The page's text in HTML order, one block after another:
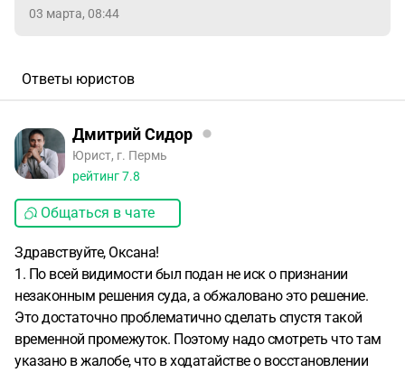
03 марта, 08:44
Ответы юристов
Дмитрий Сидор
Юрист, г. Пермь
рейтинг7.8
Общаться в чате
Здравствуйте, Оксана!
1. По всей видимости был подан не иск о признании
незаконным решения суда, а обжаловано это решение.
Это достаточно проблематично сделать спустя такой
временной промежуток. Поэтому надо смотреть что там
указано в жалобе, что в ходатайстве о восстановлении